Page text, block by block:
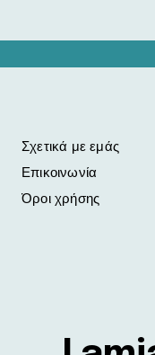
Σχετικά με εμάς
Επικοινωνία
Όροι χρήσης